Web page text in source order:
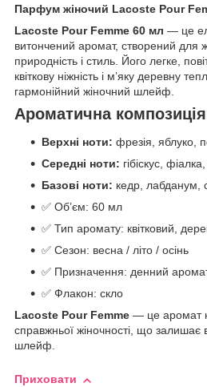
Парфум жіночий Lacoste Pour
Lacoste Pour Femme 60 мл — це
витончений аромат, створений для
природність і стиль. Його легке,
квіткову ніжність і м’яку деревну
гармонійний жіночний шлейф.
Ароматична
Верхні ноти: фрезія, яблуко,
Середні ноти: гібіскус,
Базові ноти: кедр, лабданум,
✅ Обʼєм: 60 мл
✅ Тип аромату: квітковий,
✅ Сезон: весна / літо / осінь
✅ Призначення: денний
✅ Флакон: скло
Lacoste Pour Femme — це аромат
справжньої жіночності, що залишає
шлейф.
Приховати